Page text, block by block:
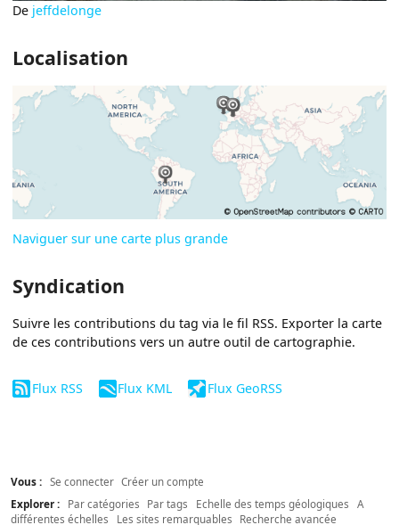
De jeffdelonge
Localisation
Naviguer sur une carte plus grande
Syndication
Suivre les contributions du tag via le fil RSS. Exporter la carte
de ces contributions vers un autre outil de cartographie.
Flux RSS Flux KML Flux GeoRSS
Vous : Se connecter Créer un compte
Explorer :
Par catégories Par tags Echelle des temps géologiques
A
différentes échelles
Les sites remarquables Recherche avancée